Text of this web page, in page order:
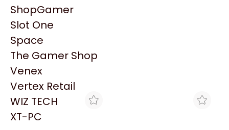
Razer
Redragon
Samsung
Sandisk
Sapphire
Seagate
Sentey
Solarmax
ShopGamer
Slot One
Space
The Gamer Shop
Venex
Vertex Retail
WIZ TECH
XT-PC